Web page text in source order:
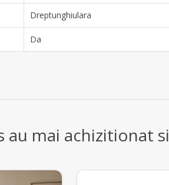
Dreptunghiulara
Da
au mai achizitionat si